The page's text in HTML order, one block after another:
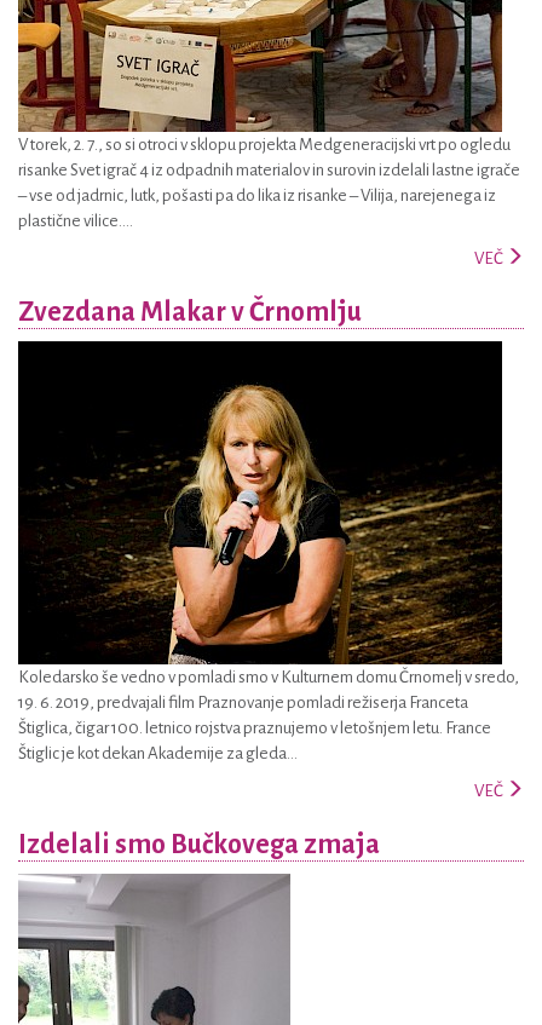
V torek, 2. 7., so si otroci v sklopu projekta Medgeneracijski vrt po ogledu
risanke Svet igrač 4 iz odpadnih materialov in surovin izdelali lastne igrače
– vse od jadrnic, lutk, pošasti pa do lika iz risanke – Vilija, narejenega iz
plastične vilice....
VEČ
Zvezdana Mlakar v Črnomlju
Koledarsko še vedno v pomladi smo v Kulturnem domu Črnomelj v sredo,
19. 6. 2019, predvajali film Praznovanje pomladi režiserja Franceta
Štiglica, čigar 100. letnico rojstva praznujemo v letošnjem letu. France
Štiglic je kot dekan Akademije za gleda...
VEČ
Izdelali smo Bučkovega zmaja